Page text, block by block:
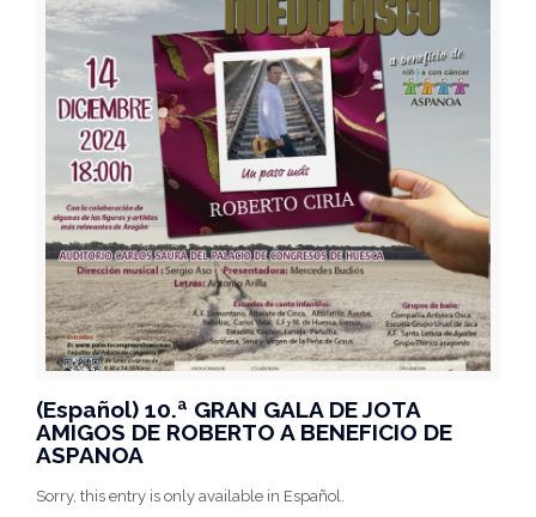
(Español) 10.ª GRAN GALA DE JOTA
AMIGOS DE ROBERTO A BENEFICIO DE
ASPANOA
Sorry, this entry is only available in Español.